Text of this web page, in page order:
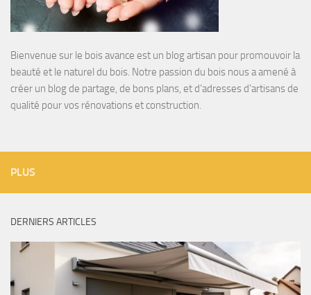
Bienvenue sur le bois avance est un blog artisan pour promouvoir la
beauté et le naturel du bois. Notre passion du bois nous a amené à
créer un blog de partage, de bons plans, et d’adresses d’artisans de
qualité pour vos rénovations et construction.
PLUS
DERNIERS ARTICLES